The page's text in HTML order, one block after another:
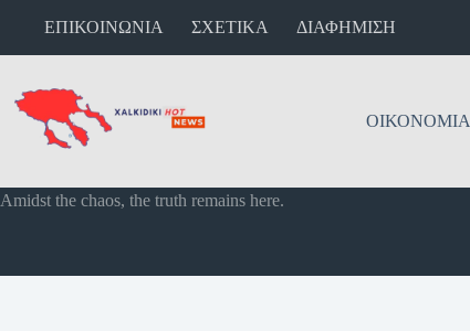
ΕΠΙΚΟΙΝΩΝΙΑ ΣΧΕΤΙΚΑ ΔΙΑΦΗΜΙΣΗ
ΟΙΚΟΝΟΜΙΑ
Amidst the chaos, the truth remains here.